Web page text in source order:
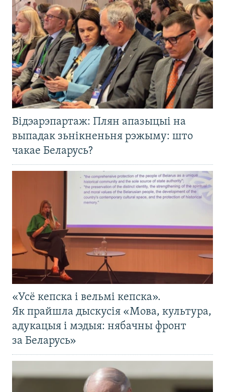
Відэарэпартаж: Плян апазыцыі на
выпадак зьнікненьня рэжыму: што
чакае Беларусь?
«Усё кепска і вельмі кепска».
Як прайшла дыскусія «Мова, культура,
адукацыя і мэдыя: нябачны фронт
за Беларусь»